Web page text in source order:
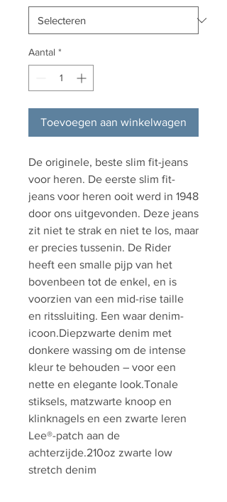
Aantal *
Toevoegen aan winkelwagen
De originele, beste slim fit-jeans
voor heren. De eerste slim fit-
jeans voor heren ooit werd in 1948
door ons uitgevonden. Deze jeans
zit niet te strak en niet te los, maar
er precies tussenin. De Rider
heeft een smalle pijp van het
bovenbeen tot de enkel, en is
voorzien van een mid-rise taille
en ritssluiting. Een waar denim-
icoon.Diepzwarte denim met
donkere wassing om de intense
kleur te behouden – voor een
nette en elegante look.Tonale
stiksels, matzwarte knoop en
klinknagels en een zwarte leren
Lee®-patch aan de
achterzijde.210oz zwarte low
stretch denim